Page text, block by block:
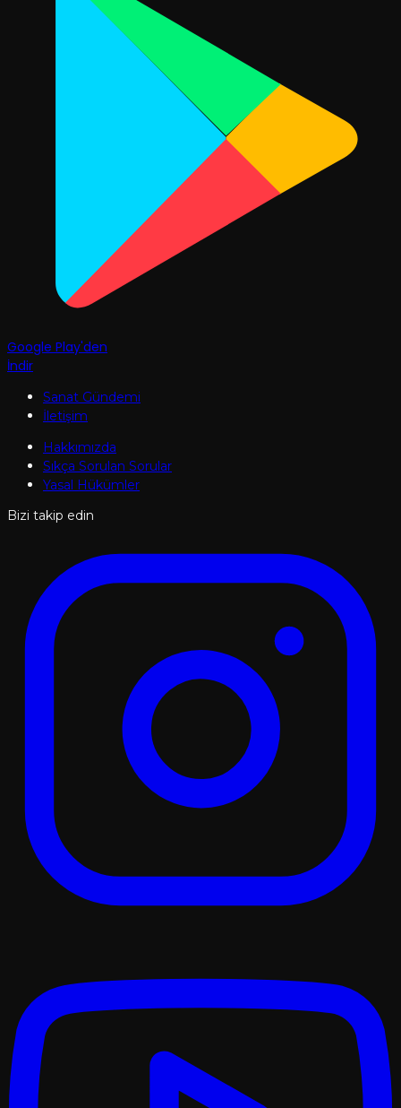
Google Play'den
İndir
Sanat Gündemi
İletişim
Hakkımızda
Sıkça Sorulan Sorular
Yasal Hükümler
Bizi takip edin